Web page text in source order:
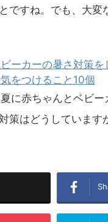
ですね。でも、大変
ーカーの暑さ対策を
をつけること10個
に赤ちゃんとベビー
策はどうしています